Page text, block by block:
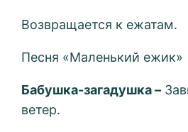
Возвращается к ежатам.
Песня «Маленький ежик»
Бабушка-загадушка –
ветер.